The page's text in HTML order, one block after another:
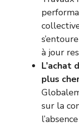
à jour
L’achat
plus
sur la